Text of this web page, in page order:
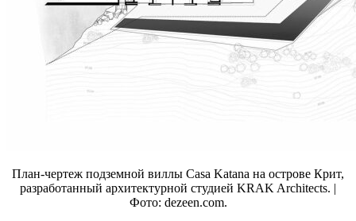
План-чертеж подземной виллы Casa Katana на острове Крит,
разработанный архитектурной студией KRAK Architects. |
Фото: dezeen.com.